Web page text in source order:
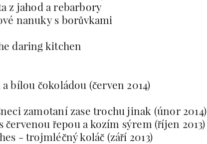
z jahod a rebarbory
nanuky s borůvkami
daring kitchen
bílou čokoládou (červen 2014)
zamotaní zase trochu jinak (únor 2014)
červenou řepou a kozím sýrem (říjen 2013)
- trojmléčný koláč (září 2013)